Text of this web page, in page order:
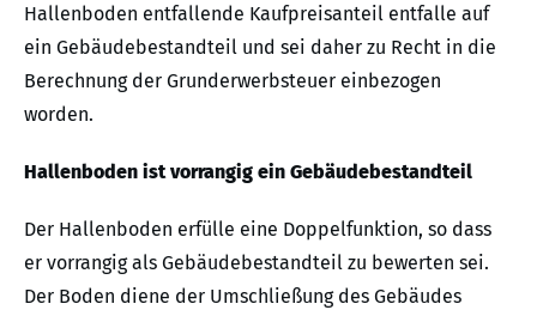
Hallenboden entfallende Kaufpreisanteil entfalle auf
ein Gebäudebestandteil und sei daher zu Recht in die
Berechnung der Grunderwerbsteuer einbezogen
worden.
Hallenboden ist vorrangig ein Gebäudebestandteil
Der Hallenboden erfülle eine Doppelfunktion, so dass
er vorrangig als Gebäudebestandteil zu bewerten sei.
Der Boden diene der Umschließung des Gebäudes